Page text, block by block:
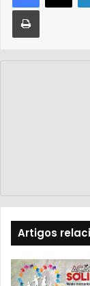
Artigos